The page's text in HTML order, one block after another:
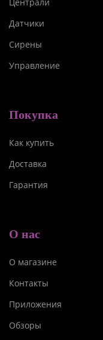
Датчики
Сирены
Управление
Покупка
Как купить
Доставка
Гарантия
О нас
О магазине
Контакты
Приложения
Обзоры